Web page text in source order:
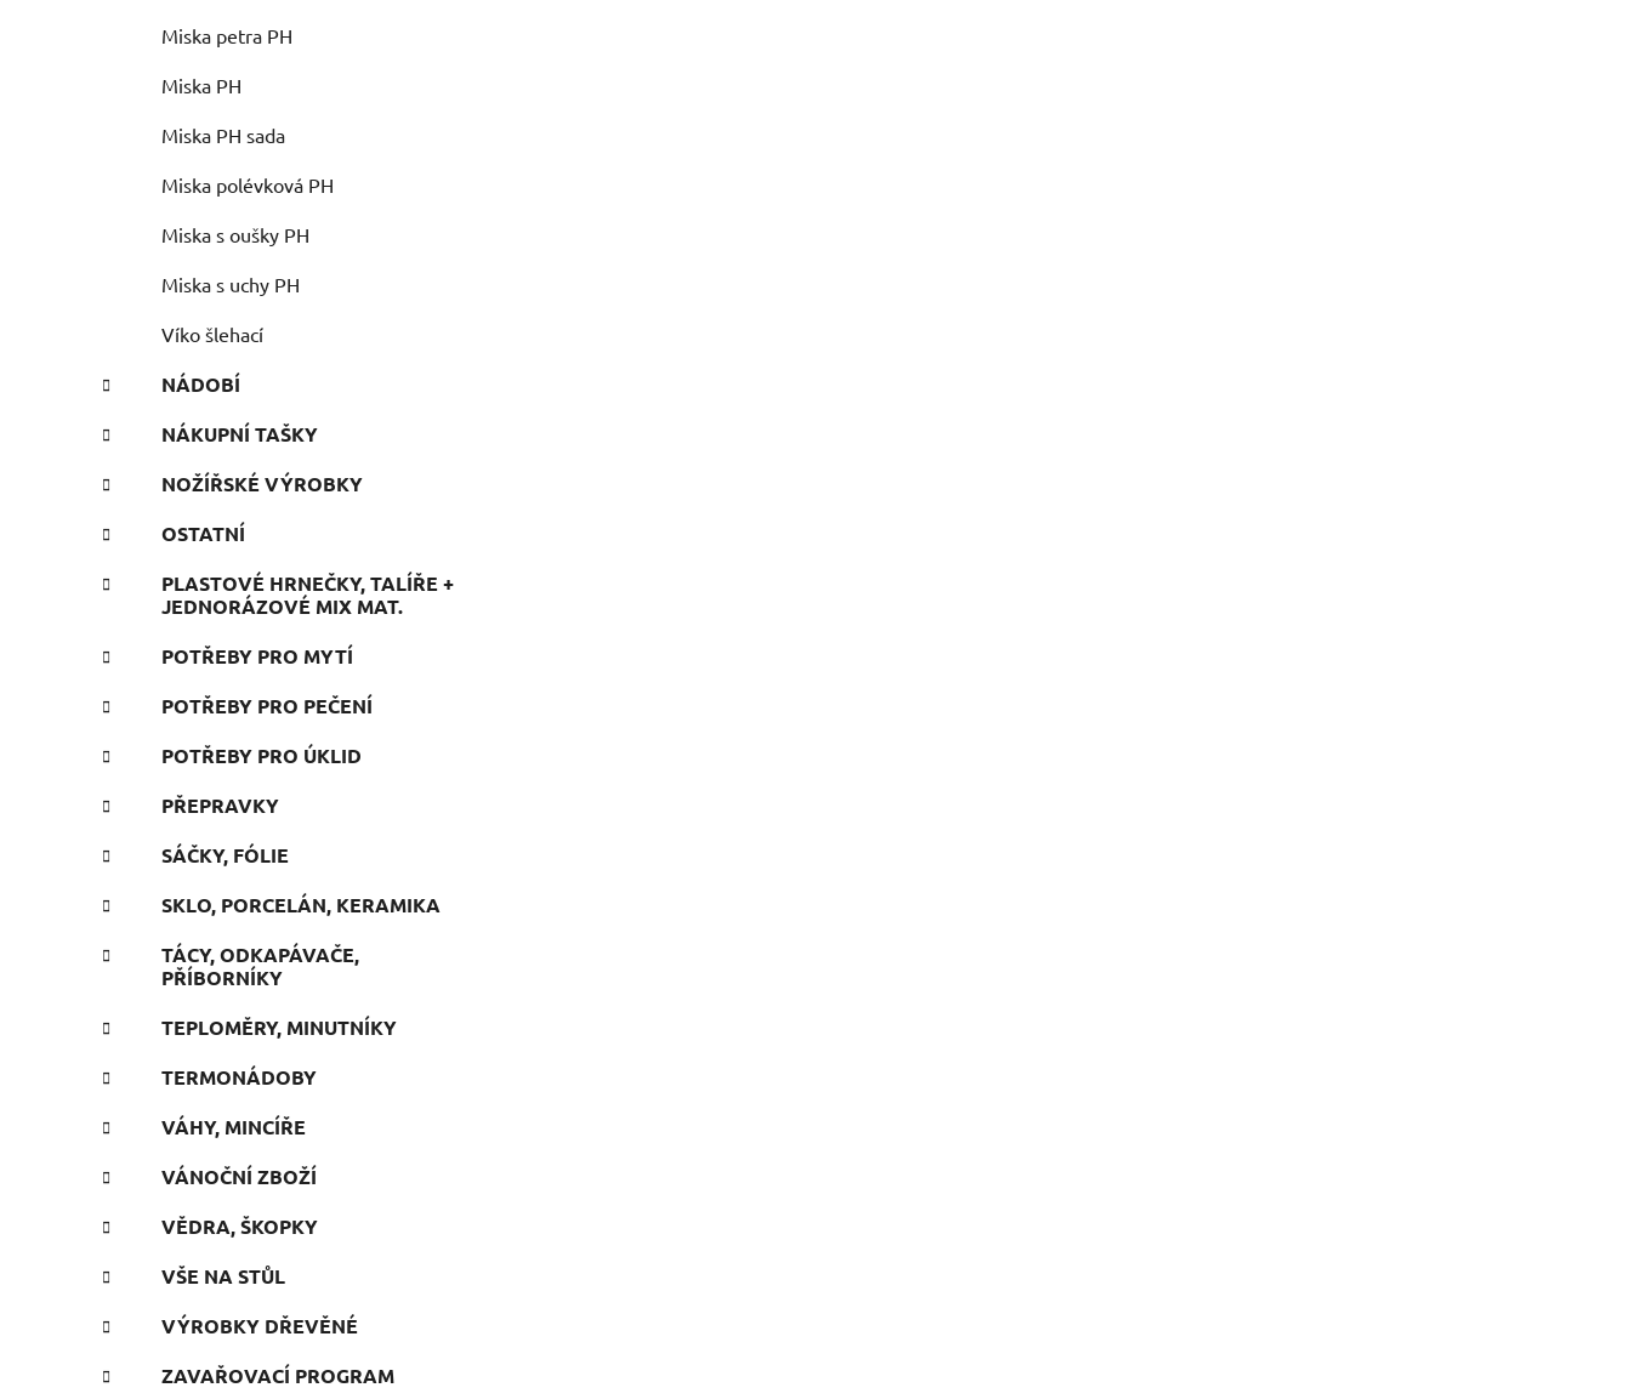
Miska petra PH
Miska PH
Miska PH sada
Miska polévková PH
Miska s oušky PH
Miska s uchy PH
Víko šlehací
NÁDOBÍ
NÁKUPNÍ TAŠKY
NOŽÍŘSKÉ VÝROBKY
OSTATNÍ
PLASTOVÉ HRNEČKY, TALÍŘE +
JEDNORÁZOVÉ MIX MAT.
POTŘEBY PRO MYTÍ
POTŘEBY PRO PEČENÍ
POTŘEBY PRO ÚKLID
PŘEPRAVKY
SÁČKY, FÓLIE
SKLO, PORCELÁN, KERAMIKA
TÁCY, ODKAPÁVAČE,
PŘÍBORNÍKY
TEPLOMĚRY, MINUTNÍKY
TERMONÁDOBY
VÁHY, MINCÍŘE
VÁNOČNÍ ZBOŽÍ
VĚDRA, ŠKOPKY
VŠE NA STŮL
VÝROBKY DŘEVĚNÉ
ZAVAŘOVACÍ PROGRAM